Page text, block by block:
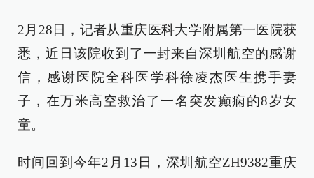
2月28日，记者从重庆医科大学附属第一医院获
悉，近日该院收到了一封来自深圳航空的感谢
信，感谢医院全科医学科徐凌杰医生携手妻
子，在万米高空救治了一名突发癫痫的8岁女
童。
时间回到今年2月13日，深圳航空ZH9382重庆